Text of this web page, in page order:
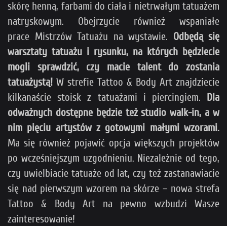
skórę henną, farbami do ciała i nietrwałym tatuażem
natryskowym. Obejrzycie również wspaniałe
prace Mistrzów Tatuażu na wystawie. Odbędą się
warsztaty tatuażu i rysunku, na których będziecie
mogli sprawdzić, czy macie talent do zostania
tatuażystą! W strefie Tattoo & Body Art znajdziecie
kilkanaście stoisk z tatuażami i piercingiem. Dla
odważnych dostępne będzie też studio walk-in, a w
nim pięciu artystów z gotowymi małymi wzorami.
Ma się również pojawić opcja większych projektów
po wcześniejszym uzgodnieniu. Niezależnie od tego,
czy uwielbiacie tatuaże od lat, czy też zastanawiacie
się nad pierwszym wzorem na skórze – nowa strefa
Tattoo & Body Art na pewno wzbudzi Wasze
zainteresowanie!